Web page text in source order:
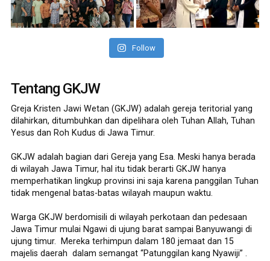
Follow
Tentang GKJW
Greja Kristen Jawi Wetan (GKJW) adalah gereja teritorial yang
dilahirkan, ditumbuhkan dan dipelihara oleh Tuhan Allah, Tuhan
Yesus dan Roh Kudus di Jawa Timur.
GKJW adalah bagian dari Gereja yang Esa. Meski hanya berada
di wilayah Jawa Timur, hal itu tidak berarti GKJW hanya
memperhatikan lingkup provinsi ini saja karena panggilan Tuhan
tidak mengenal batas-batas wilayah maupun waktu.
Warga GKJW berdomisili di wilayah perkotaan dan pedesaan
Jawa Timur mulai Ngawi di ujung barat sampai Banyuwangi di
ujung timur. Mereka terhimpun dalam 180 jemaat dan 15
majelis daerah dalam semangat “Patunggilan kang Nyawiji” .